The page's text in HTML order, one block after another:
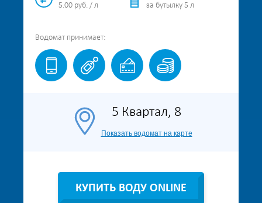
5.00 руб. / л
за бутылку 5 л
Водомат принимает:
5 Квартал, 8
Показать водомат на карте
КУПИТЬ ВОДУ ONLINE